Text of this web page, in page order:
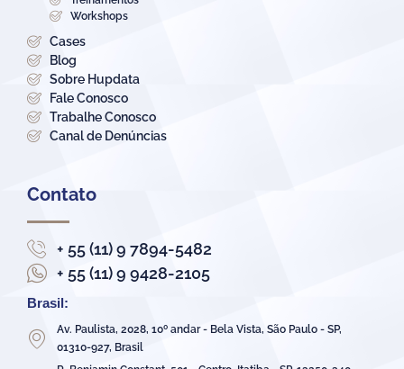
Workshops
Cases
Blog
Sobre Hupdata
Fale Conosco
Trabalhe Conosco
Canal de Denúncias
Contato
+ 55 (11) 9 7894-5482
+ 55 (11) 9 9428-2105
Brasil:
Av. Paulista, 2028, 10º andar - Bela Vista, São Paulo - SP,
01310-927, Brasil